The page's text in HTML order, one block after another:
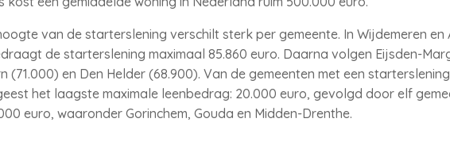
van de starterslening verschilt sterk per gemeente. In Wijdemeren en
de starterslening maximaal 85.860 euro. Daarna volgen Eijsden-
(71.000) en Den Helder (68.900). Van de gemeenten met een
het laagste maximale leenbedrag: 20.000 euro, gevolgd door elf
euro, waaronder Gorinchem, Gouda en Midden-Drenthe.